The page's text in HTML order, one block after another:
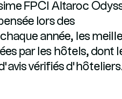
FPCI Altaroc
lors des
année, les
par les hôtels, dont
vérifiés